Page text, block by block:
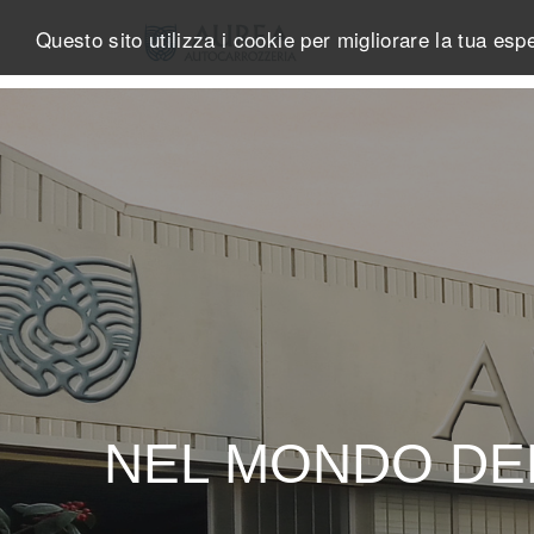
Questo sito utilizza i cookie per migliorare la tua
Main Content
NEL MONDO